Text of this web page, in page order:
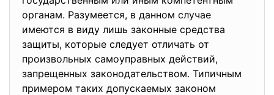
органам. Разумеется, в данном случае
имеются в виду лишь законные средства
защиты, которые следует отличать от
произвольных самоуправных действий,
запрещенных законодательством. Типичным
примером таких допускаемых законом